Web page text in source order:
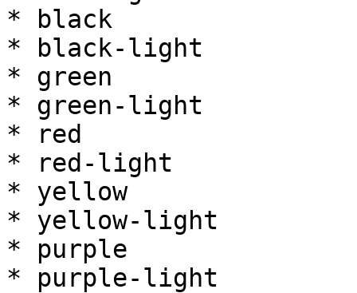
* black
* black-light
* green
* green-light
* red
* red-light
* yellow
* yellow-light
* purple
* purple-light